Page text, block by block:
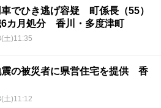
車でひき逃げ容疑 町係長（55）
6カ月処分 香川・多度津町
土)11:35
震の被災者に県営住宅を提供 香
土)11:12